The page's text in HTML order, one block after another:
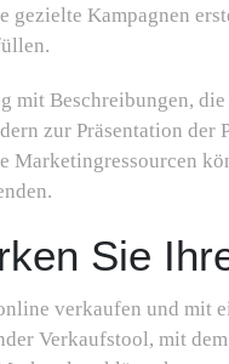
gezielte Kampagnen
mit Beschreibungen,
zur Präsentation der
Marketingressourcen
Sie
verkaufen und mit
Verkaufstool, mit